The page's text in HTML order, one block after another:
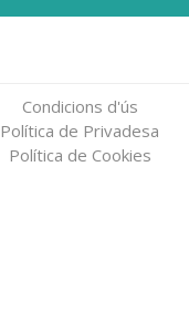
Condicions d'ús
Política de Privadesa
Política de Cookies